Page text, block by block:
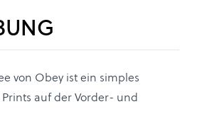
von Obey ist ein simples
auf der Vorder- und